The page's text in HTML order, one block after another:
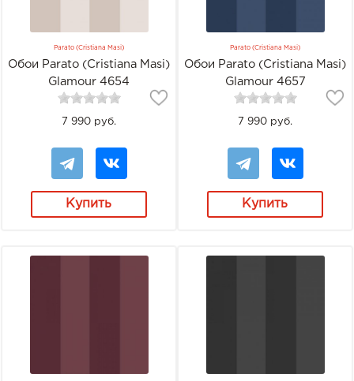
Parato (Cristiana Masi)
Обои Parato (Cristiana Masi)
Glamour 4654
7 990 руб.
Купить
Parato (Cristiana Masi)
Обои Parato (Cristiana Masi)
Glamour 4657
7 990 руб.
Купить